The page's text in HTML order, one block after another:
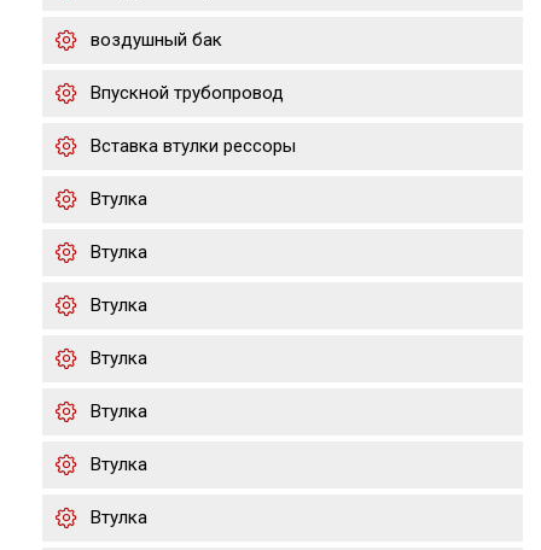
воздушный бак
Впускной трубопровод
Вставка втулки рессоры
Втулка
Втулка
Втулка
Втулка
Втулка
Втулка
Втулка